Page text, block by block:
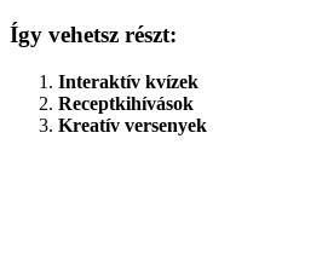
Így vehetsz részt:
Interaktív kvízek
Receptkihívások
Kreatív versenyek